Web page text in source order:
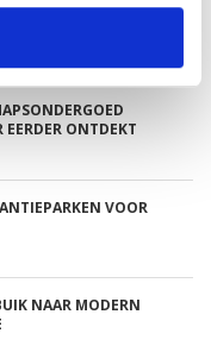
EERDER ONTDEKT
VOOR
NAAR MODERN